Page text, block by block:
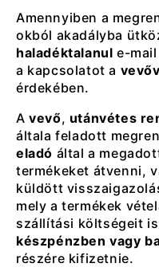
Amennyiben a
okból akadályba
haladéktalanul e-
a kapcsolatot a
érdekében.
Avevő, utánvétes
általa feladott
eladó által a
termékeket átvenni,
küldött
mely a termékek
szállítási költségeit
készpénzben vagy
részére kifizetnie.